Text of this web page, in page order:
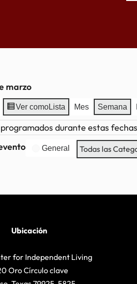
marzo
Ver comoLista Mes Semana
durante estas
General Todas las
Ubicación
for Independent Living
Oro Círculo clave